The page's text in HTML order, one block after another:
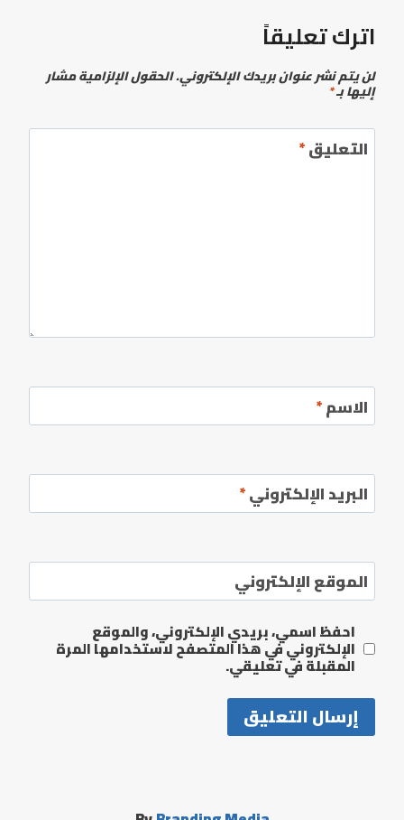
اترك تعليقاً
لن يتم نشر عنوان بريدك الإلكتروني.الحقول الإلزامية مشار
إليها بـ*
التعليق*
الاسم*
البريد الإلكتروني*
الموقع الإلكتروني
احفظ اسمي، بريدي الإلكتروني، والموقع
الإلكتروني في هذا المتصفح لاستخدامها المرة
المقبلة في تعليقي.